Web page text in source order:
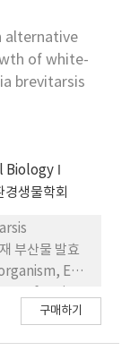
약 43.8%로
type,
있었다. 이들
이 약
보고된 굴의
인 연구가 필
alternative
of white-
brevitarsis
Biology
경생물학회
부산물 발효
EM)
영양성분을 비
구매하기